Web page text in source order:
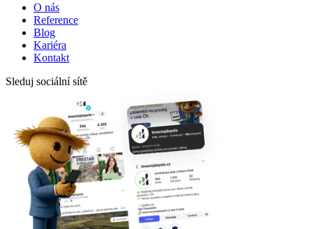
O nás
Reference
Blog
Kariéra
Kontakt
Sleduj sociální sítě